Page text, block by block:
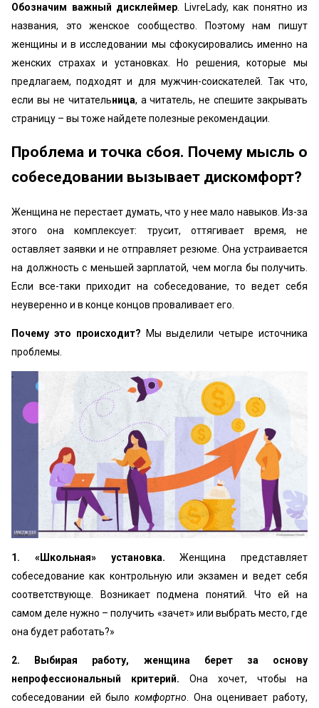
Обозначим важный дисклеймер . LivreLady, как понятно из
названия, это женское сообщество. Поэтому нам пишут
женщины и в исследовании мы сфокусировались именно на
женских страхах и установках. Но решения, которые мы
предлагаем, подходят и для мужчин-соискателей. Так что,
если вы не читательница, а читатель, не спешите закрывать
страницу – вы тоже найдете полезные рекомендации.
Проблема и точка сбоя. Почему мысль о
собеседовании вызывает дискомфорт?
Женщина не перестает думать, что у нее мало навыков. Из-за
этого она комплексует: трусит, оттягивает время, не
оставляет заявки и не отправляет резюме. Она устраивается
на должность с меньшей зарплатой, чем могла бы получить.
Если все-таки приходит на собеседование, то ведет себя
неуверенно и в конце концов проваливает его.
Почему это происходит?
Мы выделили четыре источника
проблемы.
1. «Школьная» установка. Женщина представляет
собеседование как контрольную или экзамен и ведет себя
соответствующе. Возникает подмена понятий. Что ей на
самом деле нужно – получить «зачет» или выбрать место, где
она будет работать?»
2.
Выбирая работу, женщина берет за основу
непрофессиональный критерий. Она хочет, чтобы на
собеседовании ей было комфортно . Она оценивает работу,